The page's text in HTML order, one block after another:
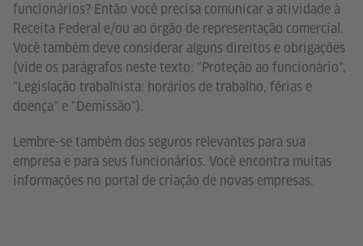
funcionários? Então você precisa comunicar a atividade à
Receita Federal e/ou ao órgão de representação comercial.
Você também deve considerar alguns direitos e obrigações
(vide os parágrafos neste texto: "Proteção ao funcionário",
"Legislação trabalhista: horários de trabalho, férias e
doença" e "Demissão").
Lembre-se também dos seguros relevantes para sua
empresa e para seus funcionários. Você encontra muitas
informações no portal de criação de novas empresas.